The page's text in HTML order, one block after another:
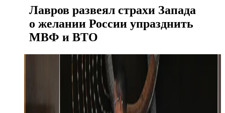
Лавров развеял страхи Запада
о желании России упразднить
МВФ и ВТО